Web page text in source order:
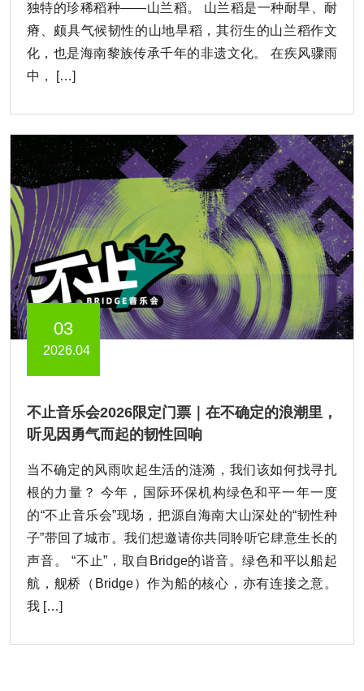
独特的珍稀稻种——山兰稻。 山兰稻是一种耐旱、耐
瘠、颇具气候韧性的山地旱稻，其衍生的山兰稻作文
化，也是海南黎族传承千年的非遗文化。 在疾风骤雨
中， […]
03
2026.04
不止音乐会2026限定门票｜在不确定的浪潮里，
听见因勇气而起的韧性回响
当不确定的风雨吹起生活的涟漪，我们该如何找寻扎
根的力量？ 今年，国际环保机构绿色和平一年一度
的“不止音乐会”现场，把源自海南大山深处的“韧性种
子”带回了城市。我们想邀请你共同聆听它肆意生长的
声音。 “不止”，取自Bridge的谐音。绿色和平以船起
航，舰桥（Bridge）作为船的核心，亦有连接之意。
我 […]